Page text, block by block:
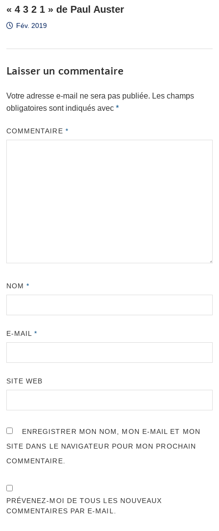
« 4 3 2 1 » de Paul Auster
Fév. 2019
Laisser un commentaire
Votre adresse e-mail ne sera pas publiée. Les champs
obligatoires sont indiqués avec *
COMMENTAIRE *
NOM*
E-MAIL*
SITE WEB
ENREGISTRER MON NOM, MON E-MAIL ET MON
SITE DANS LE NAVIGATEUR POUR MON PROCHAIN
COMMENTAIRE.
PRÉVENEZ-MOI DE TOUS LES NOUVEAUX
COMMENTAIRES PAR E-MAIL.